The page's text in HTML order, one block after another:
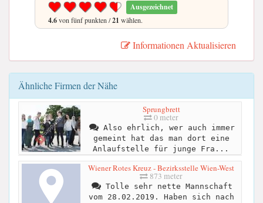
Ausgezeichnet
4.6von fünf punkten /21 wählen.
Informationen Aktualisieren
Ähnliche Firmen der Nähe
Sprungbrett
0 meter
Also ehrlich, wer auch immer
gemeint hat das man dort eine
Anlaufstelle für junge Fra...
Wiener Rotes Kreuz - Bezirksstelle Wien-West
873 meter
Tolle sehr nette Mannschaft
vom 28.02.2019. Haben sich nach